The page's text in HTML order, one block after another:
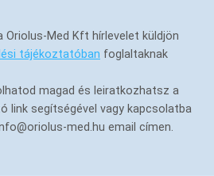
Oriolus-Med Kft hírlevelet küldjön
tájékoztatóban foglaltaknak
magad és leiratkozhatsz a
link segítségével vagy kapcsolatba
med.hu email címen.